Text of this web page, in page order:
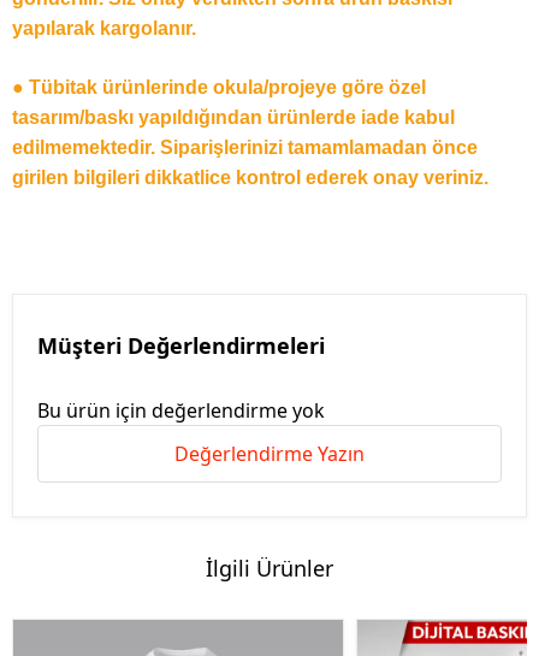
yapılarak kargolanır.
● Tübitak ürünlerinde okula/projeye göre özel
tasarım/baskı yapıldığından ürünlerde iade kabul
edilmemektedir. Siparişlerinizi tamamlamadan önce
girilen bilgileri dikkatlice kontrol ederek onay veriniz.
Müşteri Değerlendirmeleri
Bu ürün için değerlendirme yok
Değerlendirme Yazın
İlgili Ürünler